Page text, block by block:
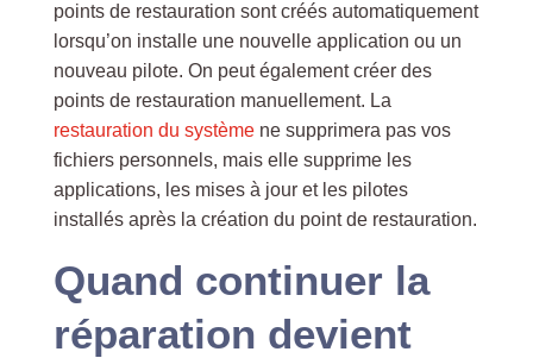
points de restauration sont créés automatiquement
lorsqu’on installe une nouvelle application ou un
nouveau pilote. On peut également créer des
points de restauration manuellement. La
restauration du systèmene supprimera pas vos
fichiers personnels, mais elle supprime les
applications, les mises à jour et les pilotes
installés après la création du point de restauration.
Quand continuer la
réparation devient